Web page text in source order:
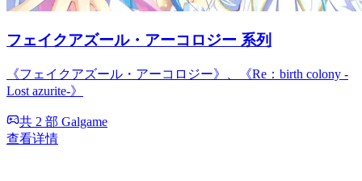
フェイクアズール・アーコロジー 系列
《フェイクアズール・アーコロジー》、《Re：birth colony -
Lost azurite-》
共 2 部 Galgame
查看详情